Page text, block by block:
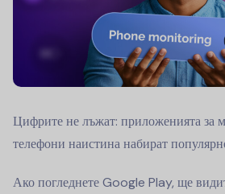
Цифрите не лъжат: приложенията за
телефони наистина набират
Ако погледнете Google Play, ще